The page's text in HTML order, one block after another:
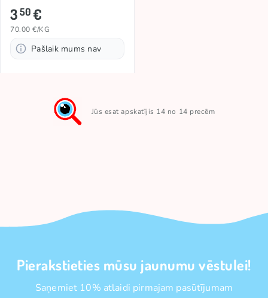
MOCHI), 50g
350€
70.00 €/KG
Pašlaik mums nav
Jūs esat apskatījis 14 no 14 precēm
Pierakstieties mūsu jaunumu vēstulei!
Saņemiet 10% atlaidi pirmajam pasūtījumam